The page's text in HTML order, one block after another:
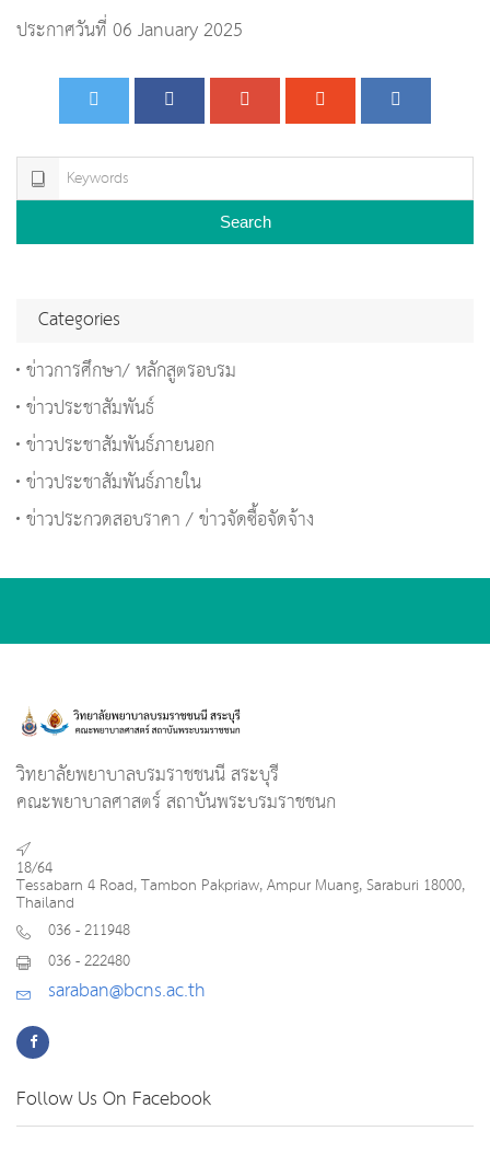
ประกาศวันที่ 06 January 2025
Search
Categories
ข่าวการศึกษา/ หลักสูตรอบรม
ข่าวประชาสัมพันธ์
ข่าวประชาสัมพันธ์ภายนอก
ข่าวประชาสัมพันธ์ภายใน
ข่าวประกวดสอบราคา / ข่าวจัดซื้อจัดจ้าง
วิทยาลัยพยาบาลบรมราชชนนี สระบุรี
คณะพยาบาลศาสตร์ สถาบันพระบรมราชชนก
18/64
Tessabarn 4 Road, Tambon Pakpriaw, Ampur Muang, Saraburi 18000,
Thailand
036 - 211948
036 - 222480
saraban@bcns.ac.th
Follow Us On Facebook